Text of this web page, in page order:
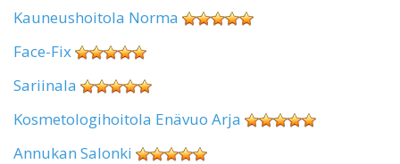
Kauneushoitola Norma
Face-Fix
Sariinala
Kosmetologihoitola Enävuo Arja
Annukan Salonki